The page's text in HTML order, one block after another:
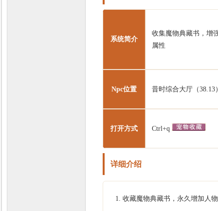
系统简介
收集魔物典藏书，增
属性
Npc位置 昔时综合大厅（38.13
打开方式 Ctrl+q
详细介绍
收藏魔物典藏书，永久增加人